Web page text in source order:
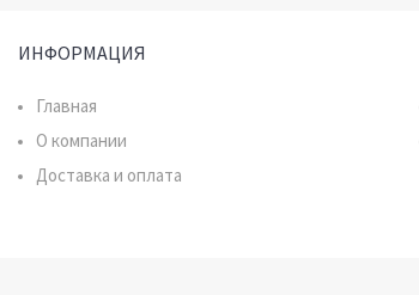
ИНФОРМАЦИЯ
Главная
О компании
Доставка и оплата